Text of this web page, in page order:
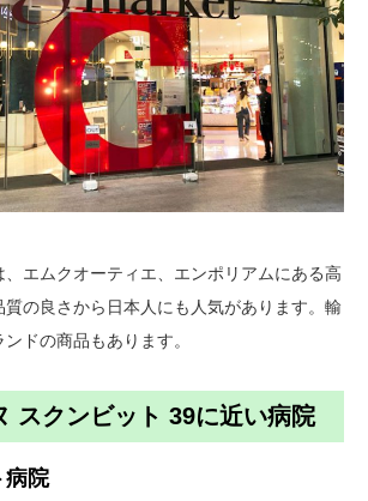
、エムクオーティエ、エンポリアムにある高
の良さから日本人にも人気があります。輸
ドの商品もあります。
スクンビット 39に近い病院
病院